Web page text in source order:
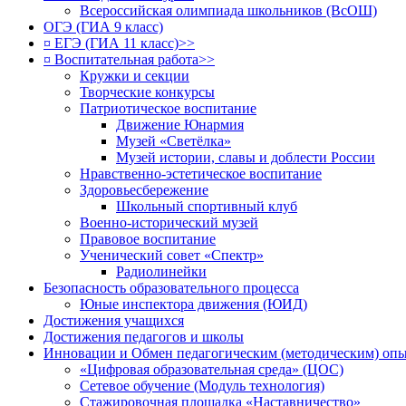
Всероссийская олимпиада школьников (ВсОШ)
ОГЭ (ГИА 9 класс)
¤ ЕГЭ (ГИА 11 класс)>>
¤ Воспитательная работа>>
Кружки и секции
Творческие конкурсы
Патриотическое воспитание
Движение Юнармия
Музей «Светёлка»
Музей истории, славы и доблести России
Нравственно-эстетическое воспитание
Здоровьесбережение
Школьный спортивный клуб
Военно-исторический музей
Правовое воспитание
Ученический совет «Спектр»
Радиолинейки
Безопасность образовательного процесса
Юные инспектора движения (ЮИД)
Достижения учащихся
Достижения педагогов и школы
Инновации и Обмен педагогическим (методическим)
«Цифровая образовательная среда» (ЦОС)
Сетевое обучение (Модуль технология)
Стажировочная площадка «Наставничество»